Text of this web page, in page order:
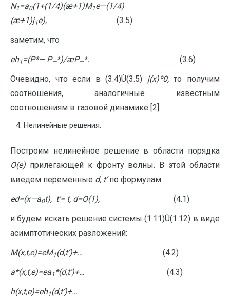
N1=a0(1+(1/4)(æ+1)M1e—(1/4)
(æ+1)j1e), (3.5)
заметим, что
eh1=(P*— P—*)/æP—*. (3.6)
Очевидно, что если в (3.4)Ù(3.5) j(x)º0,то получим
соотношения, аналогичные известным
соотношениям в газовой динамике [2].
Нелинейные решения.
Построим нелинейное решение в области порядка
O(e) прилегающей к фронту волны. В этой области
введем переменные d, t’по формулам:
ed=(x—a0t), t’= t, d=O(1), (4.1)
и будем искать решение системы (1.11)Ù(1.12) в виде
асимптотических разложений:
M(x,t,e)=eM1(d,t’)+… (4.2)
a*(x,t,e)=ea1*(d,t’)+…
(4.3)
h(x,t,e)=eh1(d,t’)+…